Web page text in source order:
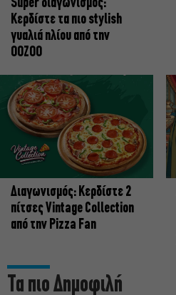
Super διαγωνισμός:
Κερδίστε τα πιο stylish
γυαλιά ηλίου από την
OOZOO
Διαγωνισμός: Κερδίστε 2
πίτσες Vintage Collection
από την Pizza Fan
Τα πιο Δημοφιλή